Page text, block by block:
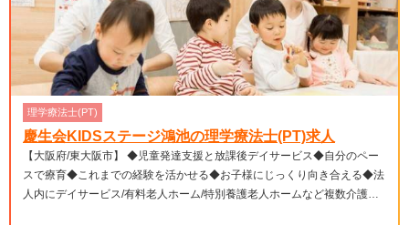
理学療法士(PT)
慶生会KIDSステージ鴻池の理学療法士(PT)求人
【大阪府/東大阪市】 ◆児童発達支援と放課後デイサービス◆自分のペー
スで療育◆これまでの経験を活かせる◆お子様にじっくり向き合える◆法
人内にデイサービス/有料老人ホーム/特別養護老人ホームなど複数介護福